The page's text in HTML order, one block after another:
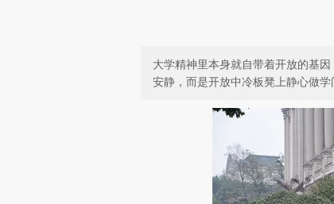
大学精神里本身就自带着开放的基
安静，而是开放中冷板凳上静心做